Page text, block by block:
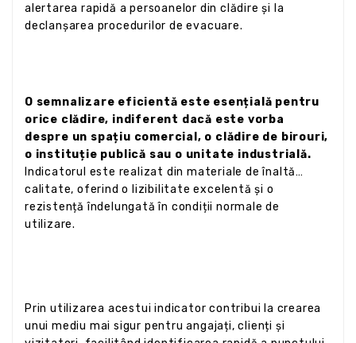
alertarea rapidă a persoanelor din clădire și la
declanșarea procedurilor de evacuare.
O semnalizare eficientă este esențială pentru
orice clădire, indiferent dacă este vorba
despre un spațiu comercial, o clădire de birouri,
o instituție publică sau o unitate industrială.
Indicatorul este realizat din materiale de înaltă
calitate, oferind o lizibilitate excelentă și o
rezistență îndelungată în condiții normale de
utilizare.
Prin utilizarea acestui indicator contribui la crearea
unui mediu mai sigur pentru angajați, clienți și